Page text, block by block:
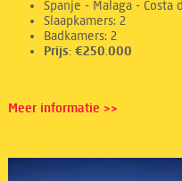
Spanje - Malaga - Costa
Slaapkamers: 2
Badkamers: 2
Prijs: €250.000
Meer informatie >>